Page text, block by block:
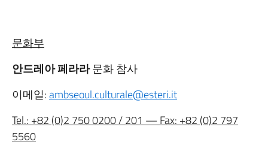
문화부
안드레아 페라라문화 참사
이메일:ambseoul.culturale@esteri.it
Tel.: +82 (0)2 750 0200/ 201 — Fax: +82 (0)2 797
5560